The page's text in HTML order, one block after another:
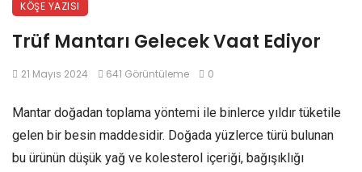
KÖŞE YAZISI
Trüf Mantarı Gelecek Vaat Ediyor
21 Mayıs 2024 641 Görüntüleme 0
Mantar doğadan toplama yöntemi ile binlerce yıldır tüketile
gelen bir besin maddesidir. Doğada yüzlerce türü bulunan
bu ürünün düşük yağ ve kolesterol içeriği, bağışıklığı